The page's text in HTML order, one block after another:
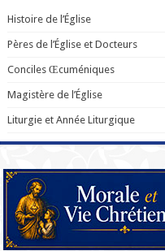
Histoire de l’Église
Pères de l’Église et Docteurs
Conciles Œcuméniques
Magistère de l’Église
Liturgie et Année Liturgique